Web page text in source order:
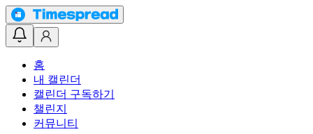
홈
내 캘린더
캘린더 구독하기
챌린지
커뮤니티